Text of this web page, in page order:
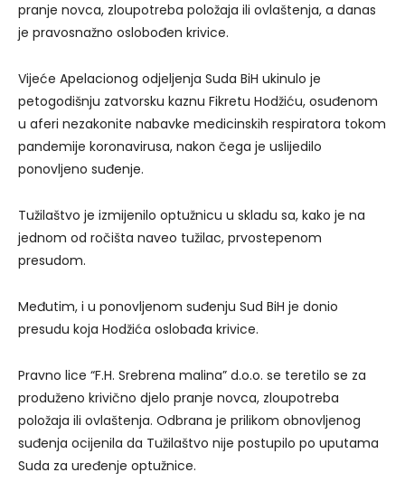
pranje novca, zloupotreba položaja ili ovlaštenja, a danas
je pravosnažno oslobođen krivice.
Vijeće Apelacionog odjeljenja Suda BiH ukinulo je
petogodišnju zatvorsku kaznu Fikretu Hodžiću, osuđenom
u aferi nezakonite nabavke medicinskih respiratora tokom
pandemije koronavirusa, nakon čega je uslijedilo
ponovljeno suđenje.
Tužilaštvo je izmijenilo optužnicu u skladu sa, kako je na
jednom od ročišta naveo tužilac, prvostepenom
presudom.
Međutim, i u ponovljenom suđenju Sud BiH je donio
presudu koja Hodžića oslobađa krivice.
Pravno lice “F.H. Srebrena malina” d.o.o. se teretilo se za
produženo krivično djelo pranje novca, zloupotreba
položaja ili ovlaštenja. Odbrana je prilikom obnovljenog
suđenja ocijenila da Tužilaštvo nije postupilo po uputama
Suda za uređenje optužnice.